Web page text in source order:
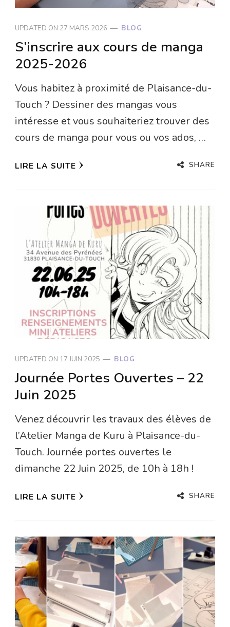
UPDATED ON 27 MARS 2026 BLOG
S’inscrire aux cours de manga
2025-2026
Vous habitez à proximité de Plaisance-du-
Touch ? Dessiner des mangas vous
intéresse et vous souhaiteriez trouver des
cours de manga pour vous ou vos ados, …
LIRE LA SUITE SHARE
UPDATED ON 17 JUIN 2025 BLOG
Journée Portes Ouvertes – 22
Juin 2025
Venez découvrir les travaux des élèves de
l’Atelier Manga de Kuru à Plaisance-du-
Touch. Journée portes ouvertes le
dimanche 22 Juin 2025, de 10h à 18h !
LIRE LA SUITE SHARE